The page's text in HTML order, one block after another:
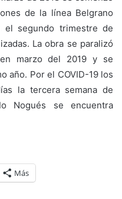
de la línea Belgrano
el segundo trimestre de
La obra se paralizó
marzo del 2019 y se
año. Por el COVID-19 los
la tercera semana de
Nogués se encuentra
Más